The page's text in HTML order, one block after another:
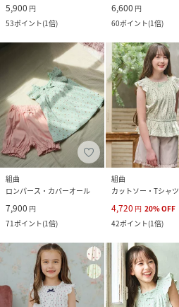
5,900 円
53ポイント(1倍)
6,600 円
60ポイント(1倍)
組曲
ロンパース・カバーオール
7,900 円
71ポイント(1倍)
組曲
カットソー・Tシャツ
4,720 円 20%OFF
42ポイント(1倍)